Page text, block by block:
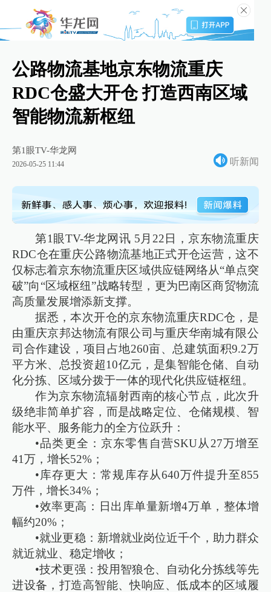
公路物流基地京东物流重庆
RDC仓盛大开仓 打造西南区域
智能物流新枢纽
第1眼TV-华龙网
2026-05-25 11:44 听新闻
第1眼TV-华龙网讯 5月22日，京东物流重庆
RDC仓在重庆公路物流基地正式开仓运营，这不
仅标志着京东物流重庆区域供应链网络从“单点突
破”向“区域枢纽”战略转型，更为巴南区商贸物流
高质量发展增添新支撑。
据悉，本次开仓的京东物流重庆RDC仓，是
由重庆京邦达物流有限公司与重庆华南城有限公
司合作建设，项目占地260亩、总建筑面积9.2万
平方米、总投资超10亿元，是集智能仓储、自动
化分拣、区域分拨于一体的现代化供应链枢纽。
作为京东物流辐射西南的核心节点，此次升
级绝非简单扩容，而是战略定位、仓储规模、智
能水平、服务能力的全方位跃升：
•品类更全：京东零售自营SKU从27万增至
41万，增长52%；
•库存更大：常规库存从640万件提升至855
万件，增长34%；
•效率更高：日出库单量新增4万单，整体增
幅约20%；
•就业更稳：新增就业岗位近千个，助力群众
就近就业、稳定增收；
•技术更强：投用智狼仓、自动化分拣线等先
进设备，打造高智能、快响应、低成本的区域履